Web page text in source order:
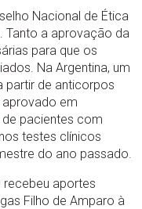
Nacional de Ética
Tanto a aprovação da
para que os
Na Argentina, um
partir de anticorpos
em
pacientes com
testes clínicos
do ano passado.
aportes
Filho de Amparo à